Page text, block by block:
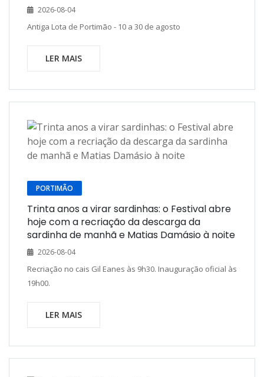
2026-08-04
Antiga Lota de Portimão - 10 a 30 de agosto
LER MAIS
PORTIMÃO
Trinta anos a virar sardinhas: o Festival abre
hoje com a recriação da descarga da
sardinha de manhã e Matias Damásio à noite
2026-08-04
Recriação no cais Gil Eanes às 9h30. Inauguração oficial às
19h00.
LER MAIS